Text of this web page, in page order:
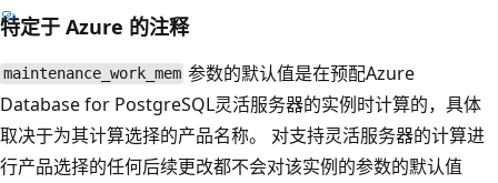
特定于 Azure 的注释
maintenance_work_mem 参数的默认值是在预配Azure
Database for PostgreSQL灵活服务器的实例时计算的，具体
取决于为其计算选择的产品名称。 对支持灵活服务器的计算进
行产品选择的任何后续更改都不会对该实例的参数的默认值